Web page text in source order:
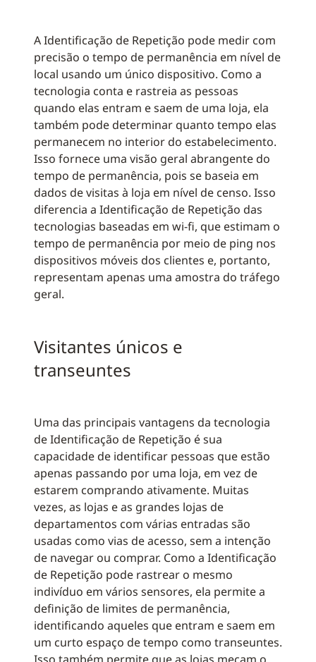
A Identificação de Repetição pode medir com
precisão o tempo de permanência em nível de
local usando um único dispositivo. Como a
tecnologia conta e rastreia as pessoas
quando elas entram e saem de uma loja, ela
também pode determinar quanto tempo elas
permanecem no interior do estabelecimento.
Isso fornece uma visão geral abrangente do
tempo de permanência, pois se baseia em
dados de visitas à loja em nível de censo. Isso
diferencia a Identificação de Repetição das
tecnologias baseadas em wi-fi, que estimam o
tempo de permanência por meio de ping nos
dispositivos móveis dos clientes e, portanto,
representam apenas uma amostra do tráfego
geral.
Visitantes únicos e
transeuntes
Uma das principais vantagens da tecnologia
de Identificação de Repetição é sua
capacidade de identificar pessoas que estão
apenas passando por uma loja, em vez de
estarem comprando ativamente. Muitas
vezes, as lojas e as grandes lojas de
departamentos com várias entradas são
usadas como vias de acesso, sem a intenção
de navegar ou comprar. Como a Identificação
de Repetição pode rastrear o mesmo
indivíduo em vários sensores, ela permite a
definição de limites de permanência,
identificando aqueles que entram e saem em
um curto espaço de tempo como transeuntes.